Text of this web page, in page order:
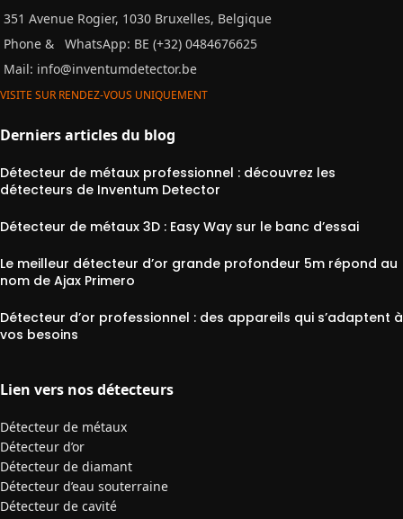
351 Avenue Rogier, 1030 Bruxelles, Belgique
Phone &
WhatsApp: BE (+32) 0484676625
Mail: info@inventumdetector.be
VISITE SUR RENDEZ-VOUS UNIQUEMENT
Derniers articles du blog
Détecteur de métaux professionnel : découvrez les
détecteurs de Inventum Detector
Détecteur de métaux 3D : Easy Way sur le banc d’essai
Le meilleur détecteur d’or grande profondeur 5m répond au
nom de Ajax Primero
Détecteur d’or professionnel : des appareils qui s’adaptent à
vos besoins
Lien vers nos détecteurs
Détecteur de métaux
Détecteur d’or
Détecteur de diamant
Détecteur d’eau souterraine
Détecteur de cavité